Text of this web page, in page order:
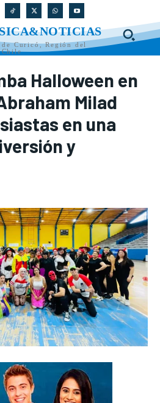
Curicó, Región del
Chile
Halloween en
Milad
en una
y